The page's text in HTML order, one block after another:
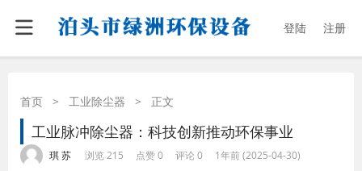
登陆 注册
首页 > 工业除尘器 > 正文
工业脉冲除尘器：科技创新推动环保事业
琪 苏 浏览 215 点赞 0 评论 0 1年前 (2025-04-30)